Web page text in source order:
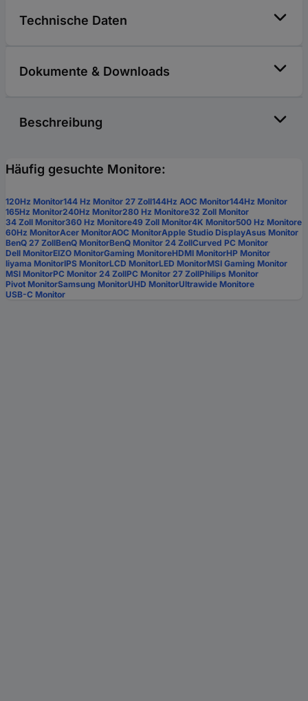
Technische Daten
Dokumente & Downloads
Beschreibung
Häufig gesuchte Monitore:
120Hz Monitor144 Hz Monitor 27 Zoll144Hz AOC Monitor144Hz Monitor
165Hz Monitor240Hz Monitor280 Hz Monitore32 Zoll Monitor
34 Zoll Monitor360 Hz Monitore49 Zoll Monitor4K Monitor500 Hz Monitore
60Hz MonitorAcer MonitorAOC MonitorApple Studio DisplayAsus Monitor
BenQ 27 ZollBenQ MonitorBenQ Monitor 24 ZollCurved PC Monitor
Dell MonitorEIZO MonitorGaming MonitoreHDMI MonitorHP Monitor
Iiyama MonitorIPS MonitorLCD MonitorLED MonitorMSI Gaming Monitor
MSI MonitorPC Monitor 24 ZollPC Monitor 27 ZollPhilips Monitor
Pivot MonitorSamsung MonitorUHD MonitorUltrawide Monitore
USB-C Monitor